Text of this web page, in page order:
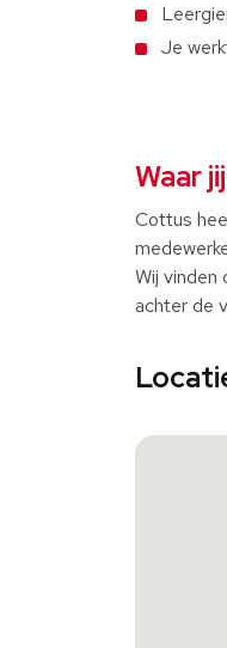
Je
Waar
Cottus
Wij vinden
achter de